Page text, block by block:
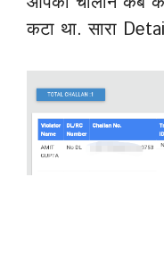
कटा था. सारा